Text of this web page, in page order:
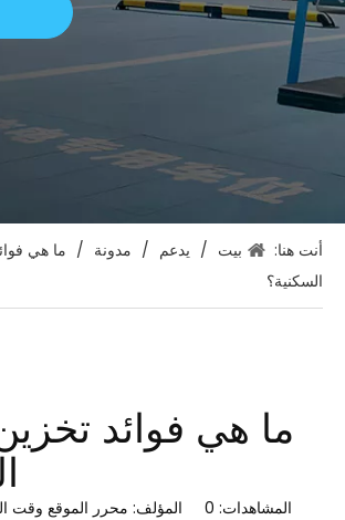
أنت هنا: بيت / يدعم / مدونة / ما هي
السكنية؟
ما هي فوائد
المشاهدات: 0